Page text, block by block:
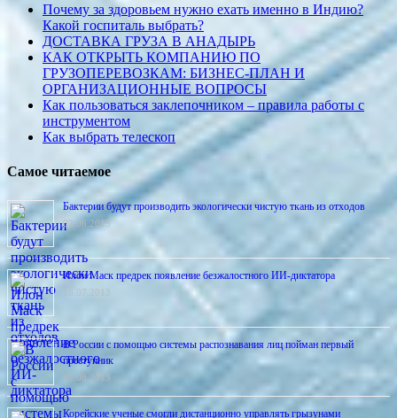
Почему за здоровьем нужно ехать именно в Индию?
Какой госпиталь выбрать?
ДОСТАВКА ГРУЗА В АНАДЫРЬ
КАК ОТКРЫТЬ КОМПАНИЮ ПО
ГРУЗОПЕРЕВОЗКАМ: БИЗНЕС-ПЛАН И
ОРГАНИЗАЦИОННЫЕ ВОПРОСЫ
Как пользоваться заклепочником – правила работы с
инструментом
Как выбрать телескоп
Самое читаемое
Бактерии будут производить экологически чистую ткань из отходов
02.06.2013
Илон Маск предрек появление безжалостного ИИ-диктатора
16.07.2013
В России с помощью системы распознавания лиц пойман первый
преступник
01.08.2013
Корейские ученые смогли дистанционно управлять грызунами